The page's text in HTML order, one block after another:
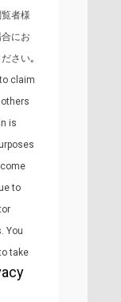
者様
にお
さい｡
claim
is
to
You
take